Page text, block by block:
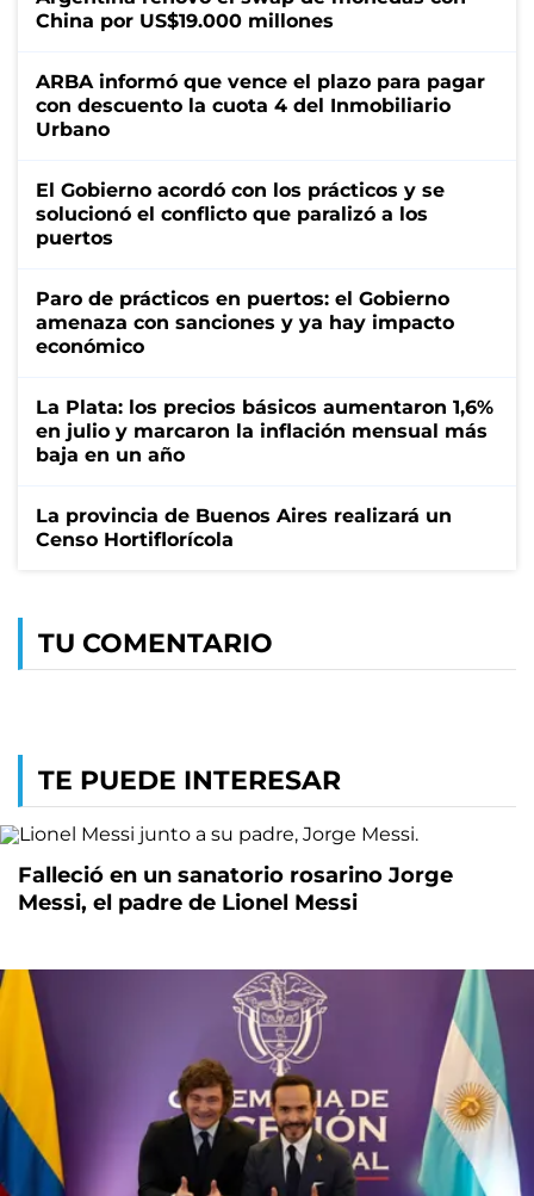
China por US$19.000 millones
ARBA informó que vence el plazo para pagar
con descuento la cuota 4 del Inmobiliario
Urbano
El Gobierno acordó con los prácticos y se
solucionó el conflicto que paralizó a los
puertos
Paro de prácticos en puertos: el Gobierno
amenaza con sanciones y ya hay impacto
económico
La Plata: los precios básicos aumentaron 1,6%
en julio y marcaron la inflación mensual más
baja en un año
La provincia de Buenos Aires realizará un
Censo Hortiflorícola
TU COMENTARIO
TE PUEDE INTERESAR
Falleció en un sanatorio rosarino Jorge
Messi, el padre de Lionel Messi